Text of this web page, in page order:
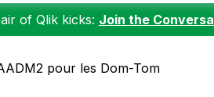
of Qlik kicks: Join the
pour les Dom-Tom